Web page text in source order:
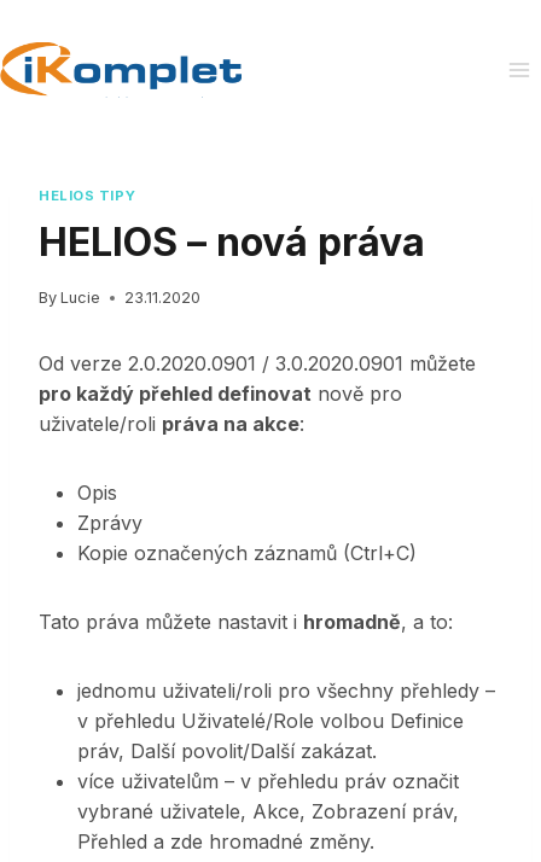
to
content
HELIOS TIPY
HELIOS – nová práva
By Lucie 23.11.2020
Od verze 2.0.2020.0901 / 3.0.2020.0901 můžete
pro každý přehled definovat nově pro
uživatele/roli práva na akce:
Opis
Zprávy
Kopie označených záznamů (Ctrl+C)
Tato práva můžete nastavit i hromadně, a to:
jednomu uživateli/roli pro všechny přehledy –
v přehledu Uživatelé/Role volbou Definice
práv, Další povolit/Další zakázat.
více uživatelům – v přehledu práv označit
vybrané uživatele, Akce, Zobrazení práv,
Přehled a zde hromadné změny.